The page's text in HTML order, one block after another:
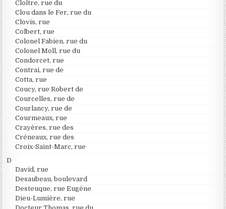
Cloître, rue du
Clou dans le Fer, rue du
Clovis, rue
Colbert, rue
Colonel Fabien, rue du
Colonel Moll, rue du
Condorcet, rue
Contrai, rue de
Cotta, rue
Coucy, rue Robert de
Courcelles, rue de
Courlancy, rue de
Courmeaux, rue
Crayères, rue des
Créneaux, rue des
Croix-Saint-Marc, rue
D
David, rue
Desaubeau, boulevard
Desteuque, rue Eugène
Dieu-Lumière, rue